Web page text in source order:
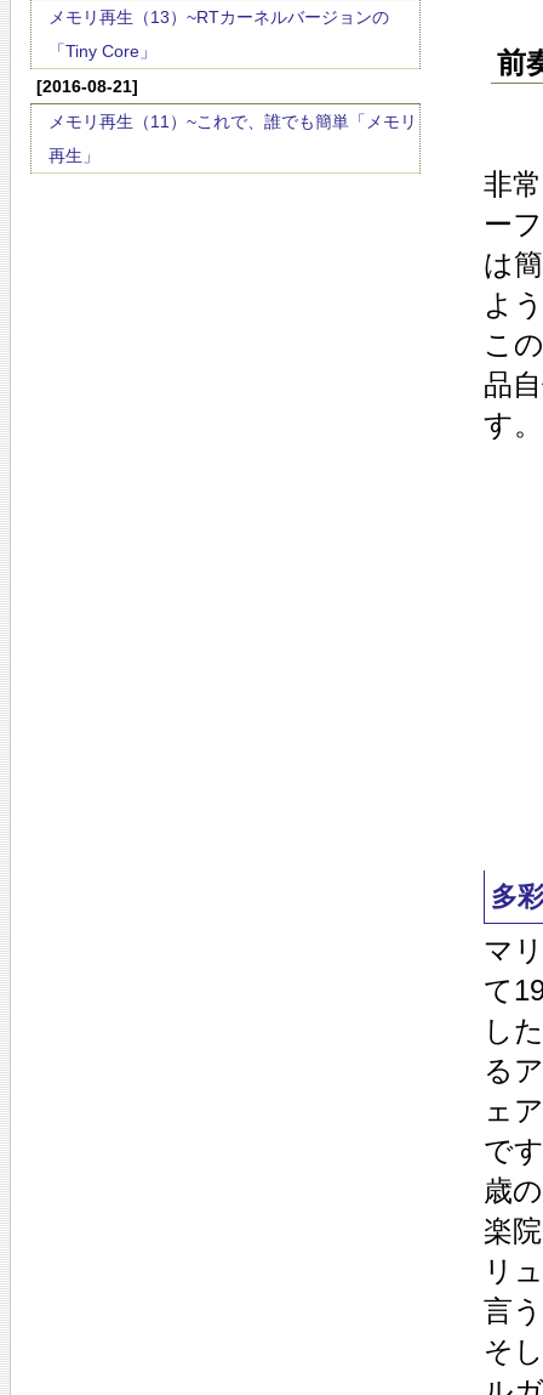
メモリ再生（13）~RTカーネルバージョンの
「Tiny Core」
[2016-08-21]
メモリ再生（11）~これで、誰でも簡単「メモリ
再生」
前
非
ー
は
よ
こ
品
す。
多
マ
て
し
る
ェ
で
歳
楽
リ
言
そ